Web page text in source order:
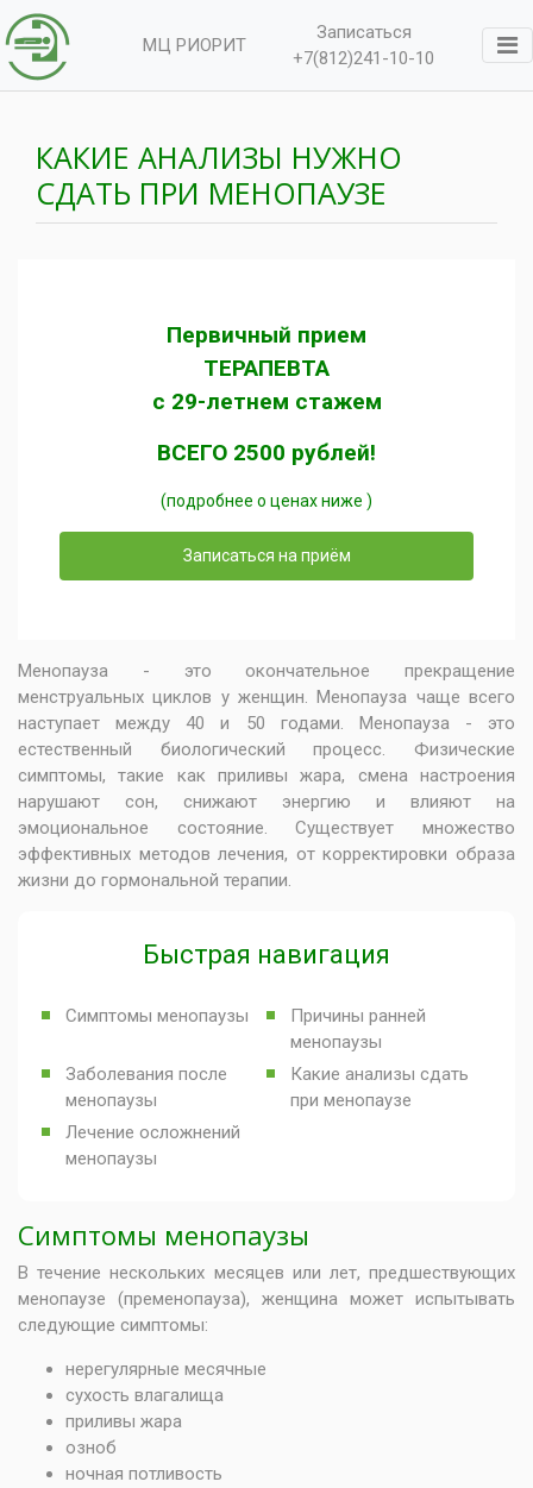
МЦ РИОРИТ
Записаться
+7(812)241-10-10
КАКИЕ АНАЛИЗЫ НУЖНО
СДАТЬ ПРИ МЕНОПАУЗЕ
Первичный прием
ТЕРАПЕВТА
с 29-летнем стажем
ВСЕГО 2500 рублей!
(подробнее о ценах ниже )
Записаться на приём
Менопауза - это окончательное прекращение
менструальных циклов у женщин. Менопауза чаще всего
наступает между 40 и 50 годами. Менопауза - это
естественный биологический процесс. Физические
симптомы, такие как приливы жара, смена настроения
нарушают сон, снижают энергию и влияют на
эмоциональное состояние. Существует множество
эффективных методов лечения, от корректировки образа
жизни до гормональной терапии.
Быстрая навигация
Симптомы менопаузы
Причины ранней
менопаузы
Заболевания после
менопаузы
Какие анализы сдать
при менопаузе
Лечение осложнений
менопаузы
Симптомы менопаузы
В течение нескольких месяцев или лет, предшествующих
менопаузе (пременопауза), женщина может испытывать
следующие симптомы:
нерегулярные месячные
сухость влагалища
приливы жара
озноб
ночная потливость